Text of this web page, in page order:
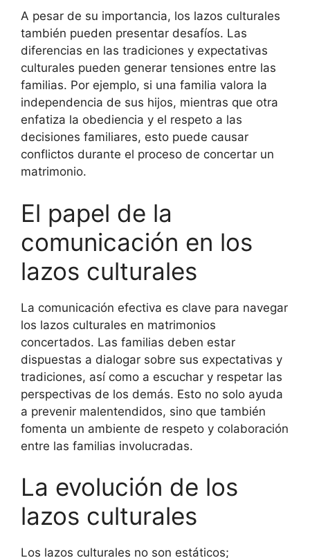
A pesar de su importancia, los lazos culturales
también pueden presentar desafíos. Las
diferencias en las tradiciones y expectativas
culturales pueden generar tensiones entre las
familias. Por ejemplo, si una familia valora la
independencia de sus hijos, mientras que otra
enfatiza la obediencia y el respeto a las
decisiones familiares, esto puede causar
conflictos durante el proceso de concertar un
matrimonio.
El papel de la
comunicación en los
lazos culturales
La comunicación efectiva es clave para navegar
los lazos culturales en matrimonios
concertados. Las familias deben estar
dispuestas a dialogar sobre sus expectativas y
tradiciones, así como a escuchar y respetar las
perspectivas de los demás. Esto no solo ayuda
a prevenir malentendidos, sino que también
fomenta un ambiente de respeto y colaboración
entre las familias involucradas.
La evolución de los
lazos culturales
Los lazos culturales no son estáticos;